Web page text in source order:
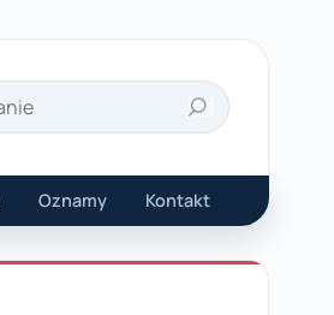
Hľadať
Oznamy Kontakt